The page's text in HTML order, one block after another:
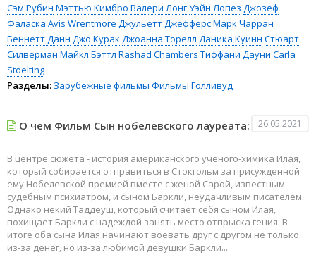
Сэм Рубин Мэттью Кимбро Валери ЛонгУэйн Лопез Джозеф
Фаласка Avis Wrentmore Джульетт ДжефферсМарк Чарран
Беннетт Данн Джо Курак Джоанна Торелл Даника Куинн Стюарт
Силверман Майкл Бэттл Rashad Chambers Тиффани Дауни Carla
Stoelting
Разделы: Зарубежные фильмы Фильмы Голливуд
О чем Фильм Сын нобелевского лауреата: 26.05.2021
В центре сюжета - история американского ученого-химика Илая,
который собирается отправиться в Стокгольм за присужденной
ему Нобелевской премией вместе с женой Сарой, известным
судебным психиатром, и сыном Баркли, неудачливым писателем.
Однако некий Таддеуш, который считает себя сыном Илая,
похищает Баркли с надеждой занять место отпрыска гения. В
итоге оба сына Илая начинают воевать друг с другом не только
из-за денег, но из-за любимой девушки Баркли...